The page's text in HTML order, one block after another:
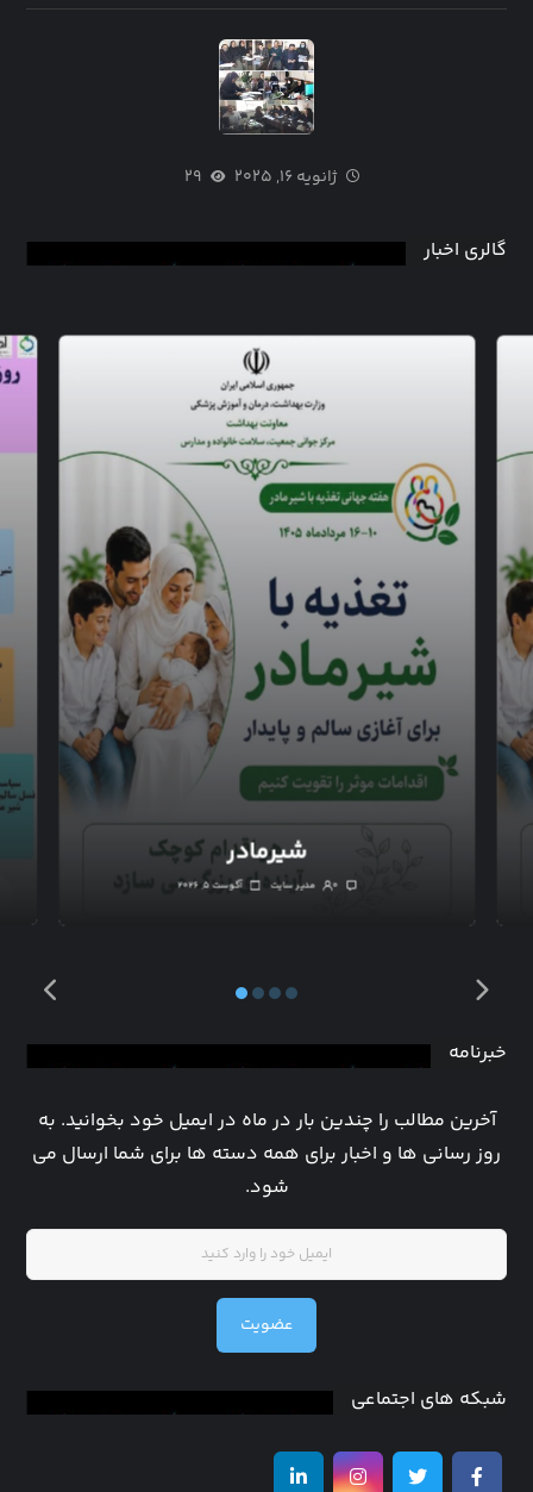
ژانویه ۱۶, ۲۰۲۵ ۲۹
گالری اخبار
شیرمادر
آگوست ۵, ۲۰۲۶ مدیر سایت ۰
خبرنامه
آخرین مطالب را چندین بار در ماه در ایمیل خود بخوانید. به
روز رسانی ها و اخبار برای همه دسته ها برای شما ارسال می
شود.
عضویت
شبکه های اجتماعی